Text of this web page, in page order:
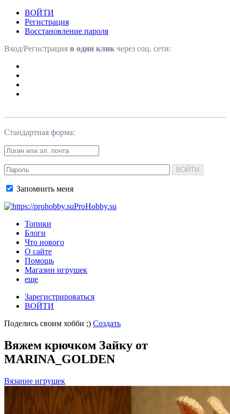
ВОЙТИ
Регистрация
Восстановление пароля
Вход/Регистрация в один клик через соц. сети:
Стандартная форма:
ВОЙТИ
Запомнить меня
ProHobby.su
Топики
Блоги
Что нового
О сайте
Помощь
Магазин игрушек
еще
Зарегистрироваться
ВОЙТИ
Поделись своим хобби ;) Создать
Вяжем крючком Зайку от
MARINA_GOLDEN
Вязание игрушек